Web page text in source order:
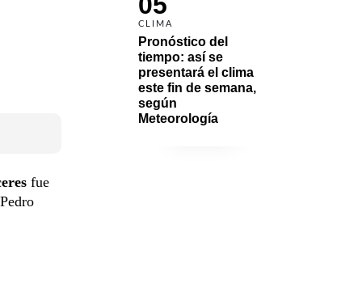
CLIMA
Pronóstico del
tiempo: así se
presentará el clima
este fin de semana,
según
Meteorología
fue